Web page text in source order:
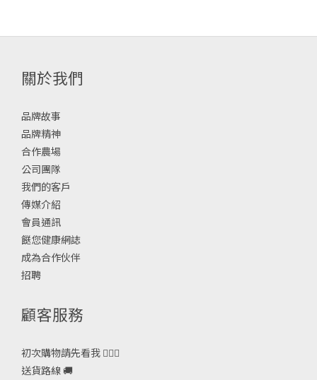
關於我們
品牌故事
品牌精神
合作農場
公司團隊
我們的客戶
傳媒介紹
會員通訊
餸您健康網誌
成為合作伙伴
招聘
顧客服務
初次購物請先看我 🙋🏻‍♀️
送貨路線 🚚